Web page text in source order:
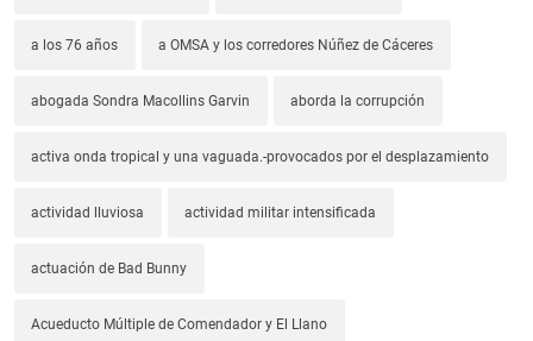
a los 76 años a OMSA y los corredores Núñez de Cáceres
abogada Sondra Macollins Garvin aborda la corrupción
activa onda tropical y una vaguada.-provocados por el desplazamiento
actividad lluviosa actividad militar intensificada
actuación de Bad Bunny
Acueducto Múltiple de Comendador y El Llano